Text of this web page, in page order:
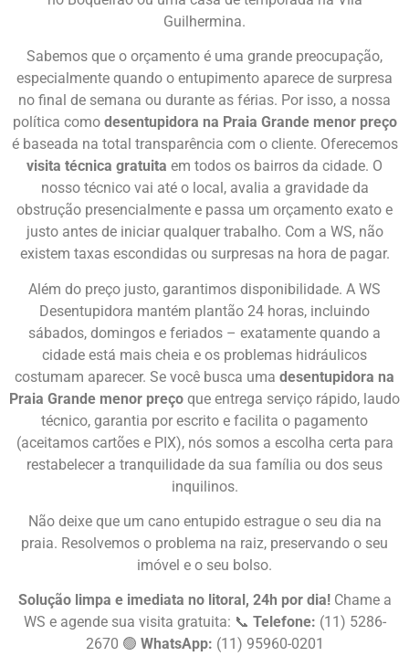
Guilhermina.
Sabemos que o orçamento é uma grande preocupação,
especialmente quando o entupimento aparece de surpresa
no final de semana ou durante as férias. Por isso, a nossa
política como desentupidora na Praia Grande menor preço
é baseada na total transparência com o cliente. Oferecemos
visita técnica gratuita em todos os bairros da cidade. O
nosso técnico vai até o local, avalia a gravidade da
obstrução presencialmente e passa um orçamento exato e
justo antes de iniciar qualquer trabalho. Com a WS, não
existem taxas escondidas ou surpresas na hora de pagar.
Além do preço justo, garantimos disponibilidade. A WS
Desentupidora mantém plantão 24 horas, incluindo
sábados, domingos e feriados – exatamente quando a
cidade está mais cheia e os problemas hidráulicos
costumam aparecer. Se você busca uma desentupidora na
Praia Grande menor preço que entrega serviço rápido, laudo
técnico, garantia por escrito e facilita o pagamento
(aceitamos cartões e PIX), nós somos a escolha certa para
restabelecer a tranquilidade da sua família ou dos seus
inquilinos.
Não deixe que um cano entupido estrague o seu dia na
praia. Resolvemos o problema na raiz, preservando o seu
imóvel e o seu bolso.
Solução limpa e imediata no litoral, 24h por dia!Chame a
WS e agende sua visita gratuita: 📞 Telefone: (11) 5286-
2670 🟢 WhatsApp: (11) 95960-0201